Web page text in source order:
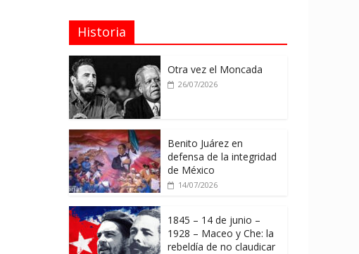
Historia
Otra vez el Moncada
26/07/2026
Benito Juárez en
defensa de la integridad
de México
14/07/2026
1845 – 14 de junio –
1928 – Maceo y Che: la
rebeldía de no claudicar